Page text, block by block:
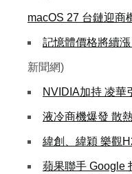
macOS 27 台鏈迎商
記憶體價格將續
新聞網)
NVIDIA加持 凌華
液冷商機爆發 散
緯創、緯穎 樂觀
蘋果聯手 Google